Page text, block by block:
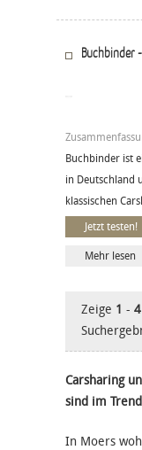
Buchbinder
Buchbinder ist
in Deutschland
klassischen
Jetzt testen!
Mehr lesen
Zeige 1 - 4
Carsharing
sind im
In Moers